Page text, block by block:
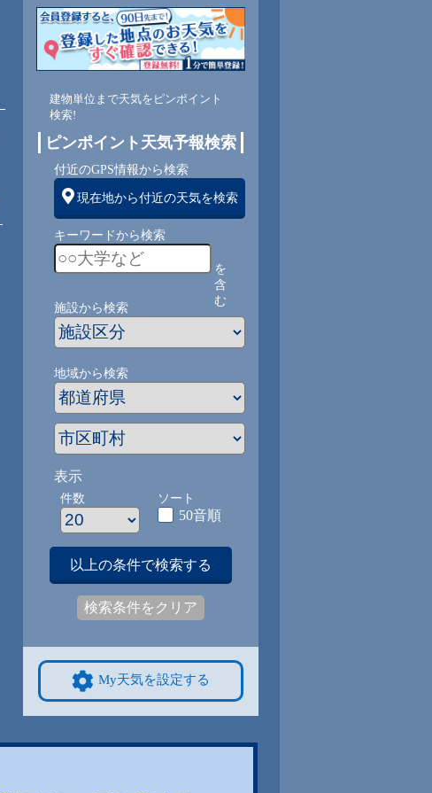
東南 東南 東南 南
2 2 1 1
建物単位まで天気をピンポイント
検索!
ピンポイント天気予報検索
付近のGPS情報から検索
現在地から付近の天気を検索
キーワードから検索
を
含
む
施設から検索
地域から検索
表示
件数 ソート
50音順
以上の条件で検索する
検索条件をクリア
My天気を設定する